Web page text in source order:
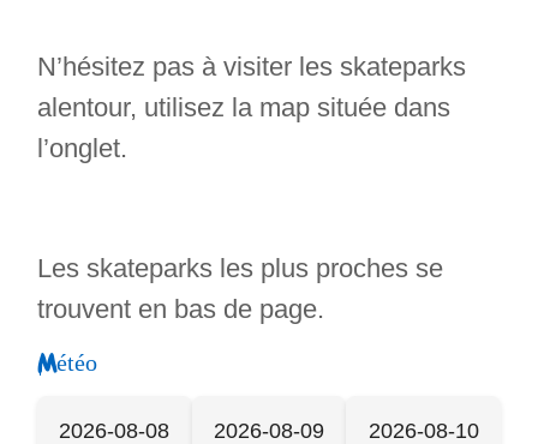
N’hésitez pas à visiter les skateparks
alentour, utilisez la map située dans
l’onglet.
Les skateparks les plus proches se
trouvent en bas de page.
Météo
2026-08-08 2026-08-09 2026-08-10